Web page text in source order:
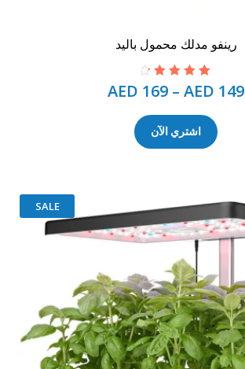
رينفو مدلك محمول باليد
تم التقييمAED 149
–
AED 169
اشتري الآن
SALE